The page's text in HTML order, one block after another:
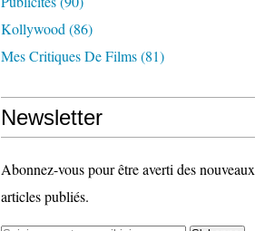
Kollywood (86)
Mes Critiques De Films(81)
Newsletter
Abonnez-vous pour être averti des nouveaux
articles publiés.